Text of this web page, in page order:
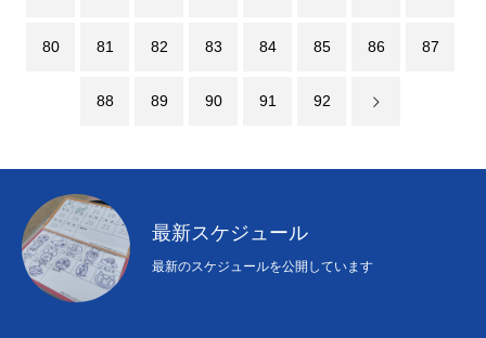
80 81 82 83 84 85 86 87
88 89 90 91 92
最新スケジュール
最新のスケジュールを公開しています